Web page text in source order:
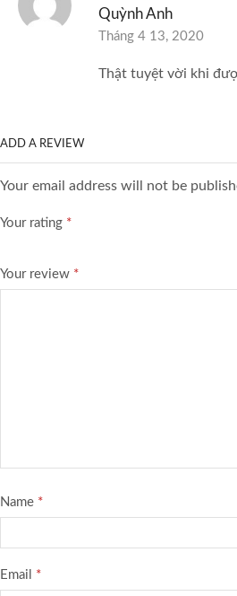
Quỳnh Anh
Tháng 4 13, 2020
Thật tuyệt vời khi
ADD A REVIEW
Your email address will not be
Your rating *
Your review *
Name *
Email *